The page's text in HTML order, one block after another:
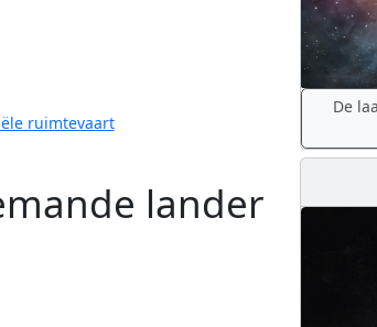
ruimtevaart
lander
De